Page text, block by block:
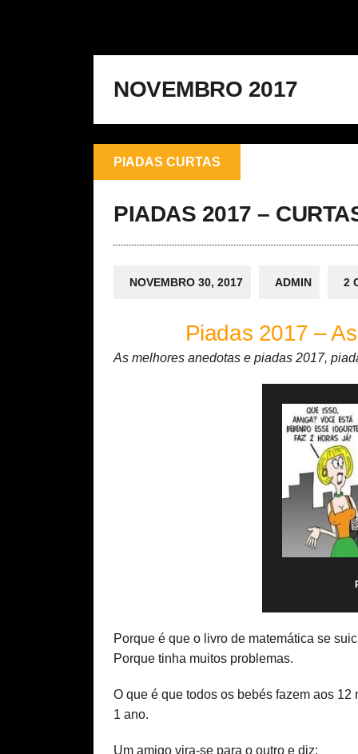
NOVEMBRO 2017
PIADAS CURTAS
PIADAS 2017 –
NOVEMBRO 30, 2017 ADMIN 2
Piadas 2017 –
As melhores anedotas e piadas 2017,
Porque é que o livro de matemática se
Porque tinha muitos problemas.
O que é que todos os bebés fazem aos 12
1 ano.
Um amigo vira-se para o outro e diz: